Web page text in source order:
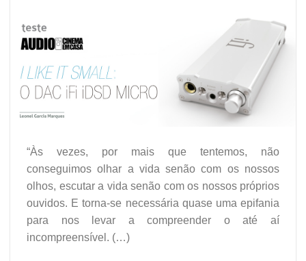
“Às vezes, por mais que tentemos, não
conseguimos olhar a vida senão com os nossos
olhos, escutar a vida senão com os nossos próprios
ouvidos. E torna-se necessária quase uma epifania
para nos levar a compreender o até aí
incompreensível. (…)